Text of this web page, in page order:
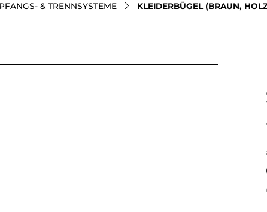
& TRENNSYSTEME KLEIDERBÜGEL (BRAUN,